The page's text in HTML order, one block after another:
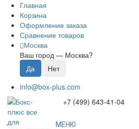
Главная
Корзина
Оформление заказа
Сравнение товаров
Москва
Ваш город — Москва?
info@box-plus.com
+7 (499) 643-41-04
МЕНЮ